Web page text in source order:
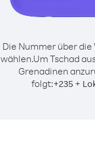
Die Nummer über
wählen.Um Tschad
Grenadinen
folgt:+235+